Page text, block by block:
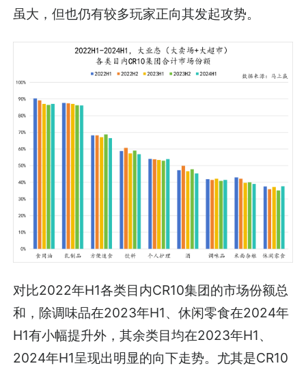
虽大，但也仍有较多玩家正向其发起攻势。
对比2022年H1各类目内CR10集团的市场份额总
和，除调味品在2023年H1、休闲零食在2024年
H1有小幅提升外，其余类目均在2023年H1、
2024年H1呈现出明显的向下走势。尤其是CR10